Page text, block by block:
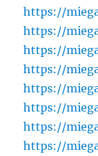
https://
https://
https://
https://
https://
https://
https://
https://